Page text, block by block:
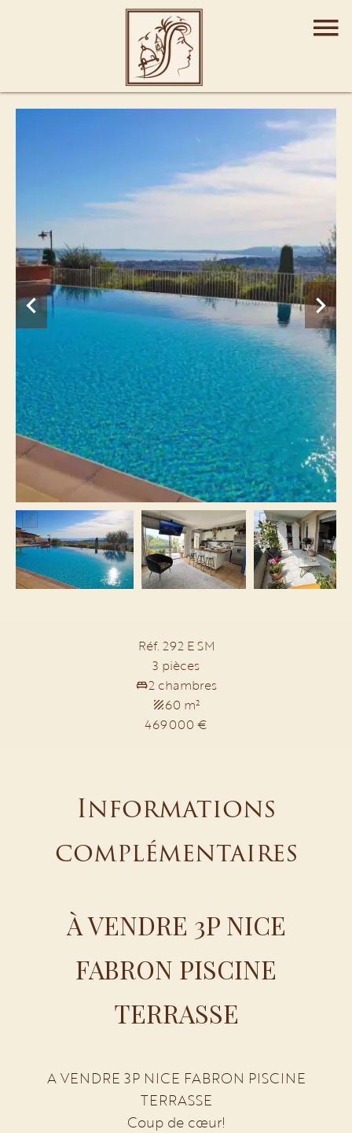
Réf. 292 E SM
3 pièces
2 chambres
60 m²
469 000 €
Informations
complémentaires
À VENDRE 3P NICE
FABRON PISCINE
TERRASSE
A VENDRE 3P NICE FABRON PISCINE
TERRASSE
Coup de cœur!